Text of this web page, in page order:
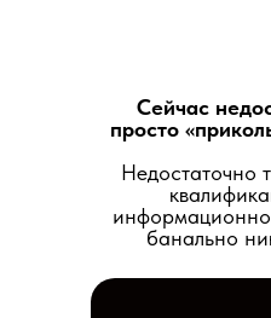
Сейчас
просто
Недостаточно
банально